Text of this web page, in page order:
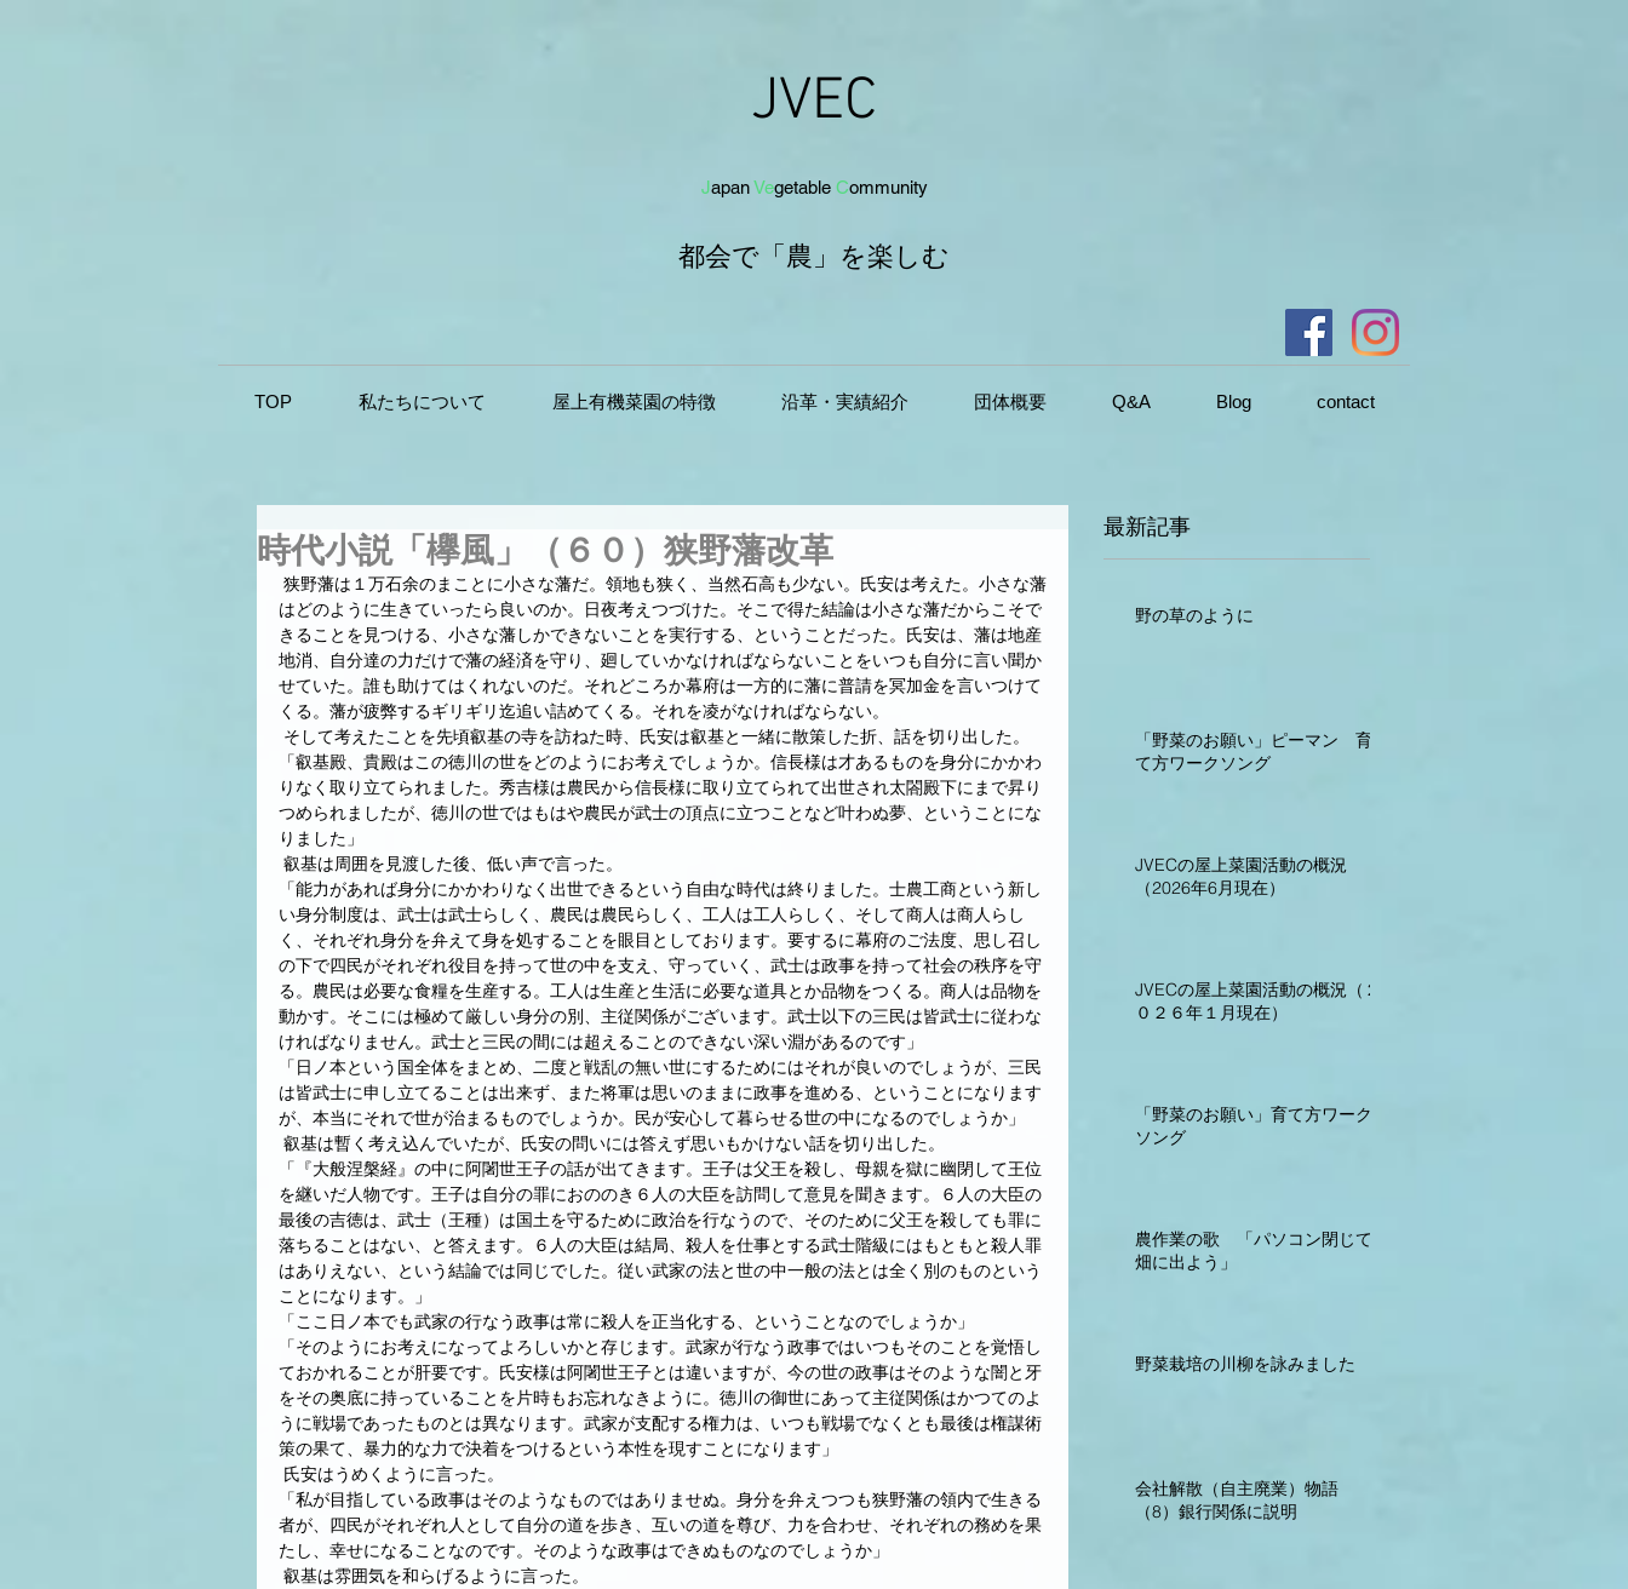
JVEC
JapanVegetable Community
都会で「農」を楽し む
TOP 私たちについて 屋上有機菜園の特徴 沿革・実績紹介 団体概要 Q&A Blog contact
時代小説「欅風」（６０）狭野藩改革
はどのように生きていったら良いのか。日夜考えつづけた。そこで得た結論は小さな藩だからこそで
きることを見つける、小さな藩しかできないことを実行する、ということだった。氏安は、藩は地産
地消、自分達の力だけで藩の経済を守り、廻していかなければならないことをいつも自分に言い聞か
せていた。誰も助けてはくれないのだ。それどころか幕府は一方的に藩に普請を冥加金を言いつけて
くる。藩が疲弊するギリギリ迄追い詰めてくる。それを凌がなければならない。
そして考えたことを先頃叡基の寺を訪ねた時、氏安は叡基と一緒に散策した折、話を切り出した。
「叡基殿、貴殿はこの徳川の世をどのようにお考えでしょうか。信長様は才あるものを身分にかかわ
りなく取り立てられました。秀吉様は農民から信長様に取り立てられて出世され太閤殿下にまで昇り
つめられましたが、徳川の世ではもはや農民が武士の頂点に立つことなど叶わぬ夢、ということにな
りました」
叡基は周囲を見渡した後、低い声で言った。
「能力があれば身分にかかわりなく出世できるという自由な時代は終りました。士農工商という新し
い身分制度は、武士は武士らしく、農民は農民らしく、工人は工人らしく、そして商人は商人らし
く、それぞれ身分を弁えて身を処することを眼目としております。要するに幕府のご法度、思し召し
の下で四民がそれぞれ役目を持って世の中を支え、守っていく、武士は政事を持って社会の秩序を守
る。農民は必要な食糧を生産する。工人は生産と生活に必要な道具とか品物をつくる。商人は品物を
動かす。そこには極めて厳しい身分の別、主従関係がございます。武士以下の三民は皆武士に従わな
ければなりません。武士と三民の間には超えることのできない深い淵があるのです」
「日ノ本という国全体をまとめ、二度と戦乱の無い世にするためにはそれが良いのでしょうが、三民
は皆武士に申し立てることは出来ず、また将軍は思いのままに政事を進める、ということになります
が、本当にそれで世が治まるものでしょうか。民が安心して暮らせる世の中になるのでしょうか」
叡基は暫く考え込んでいたが、氏安の問いには答えず思いもかけない話を切り出した。
「『大般涅槃経』の中に阿闍世王子の話が出てきます。王子は父王を殺し、母親を獄に幽閉して王位
を継いだ人物です。王子は自分の罪におののき６人の大臣を訪問して意見を聞きます。６人の大臣の
最後の吉徳は、武士（王種）は国土を守るために政治を行なうので、そのために父王を殺しても罪に
落ちることはない、と答えます。６人の大臣は結局、殺人を仕事とする武士階級にはもともと殺人罪
はありえない、という結論では同じでした。従い武家の法と世の中一般の法とは全く別のものという
ことになります。」
「ここ日ノ本でも武家の行なう政事は常に殺人を正当化する、ということなのでしょうか」
「そのようにお考えになってよろしいかと存じます。武家が行なう政事ではいつもそのことを覚悟し
ておかれることが肝要です。氏安様は阿闍世王子とは違いますが、今の世の政事はそのような闇と牙
をその奥底に持っていることを片時もお忘れなきように。徳川の御世にあって主従関係はかつてのよ
うに戦場であったものとは異なります。武家が支配する権力は、いつも戦場でなくとも最後は権謀術
策の果て、暴力的な力で決着をつけるという本性を現すことになります」
氏安はうめくように言った。
「私が目指している政事はそのようなものではありませぬ。身分を弁えつつも狭野藩の領内で生きる
者が、四民がそれぞれ人として自分の道を歩き、互いの道を尊び、力を合わせ、それぞれの務めを果
たし、幸せになることなのです。そのような政事はできぬものなのでしょうか」
叡基は雰囲気を和らげるように言った。
最新記事
野の草のように
「野菜のお願い」ピーマン 育
て方ワークソング
JVECの屋上菜園活動の概況
（2026年6月現在）
JVECの屋上菜園活動の概況（２
０２６年１月現在）
「野菜のお願い」育て方ワーク
ソング
農作業の歌 「パソコン閉じて
畑に出よう」
野菜栽培の川柳を詠みました
会社解散（自主廃業）物語
（8）銀行関係に説明